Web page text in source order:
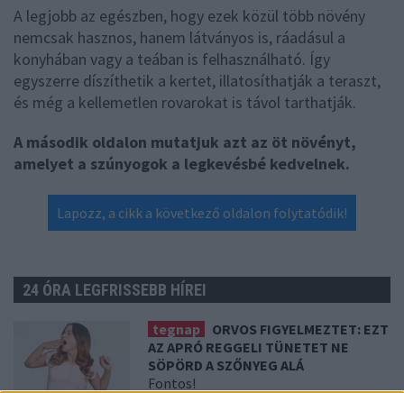
A legjobb az egészben, hogy ezek közül több növény
nemcsak hasznos, hanem látványos is, ráadásul a
konyhában vagy a teában is felhasználható. Így
egyszerre díszíthetik a kertet, illatosíthatják a teraszt,
és még a kellemetlen rovarokat is távol tarthatják.
A második oldalon mutatjuk azt az öt növényt,
amelyet a szúnyogok a legkevésbé kedvelnek.
Lapozz, a cikk a következő oldalon folytatódik!
24 ÓRA LEGFRISSEBB HÍREI
tegnap
ORVOS FIGYELMEZTET: EZT
AZ APRÓ REGGELI TÜNETET NE
SÖPÖRD A SZŐNYEG ALÁ
Fontos!